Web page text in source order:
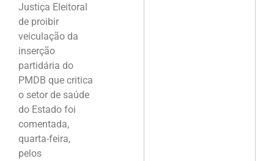
Justiça Eleitoral
de proibir
veiculação da
inserção
partidária do
PMDB que critica
o setor de saúde
do Estado foi
comentada,
quarta-feira,
pelos